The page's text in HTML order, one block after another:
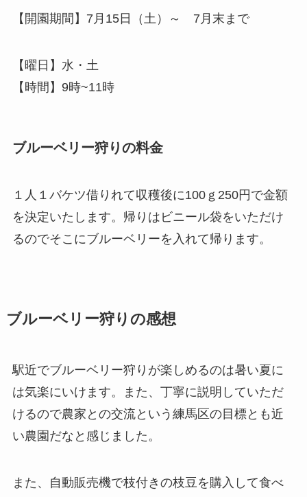
【開園期間】7月15日（土）～ 7月末まで
【曜日】水・土
【時間】9時~11時
ブルーベリー狩りの料金
１人１バケツ借りれて収穫後に100ｇ250円で金額
を決定いたします。帰りはビニール袋をいただけ
るのでそこにブルーベリーを入れて帰ります。
ブルーベリー狩りの感想
駅近でブルーベリー狩りが楽しめるのは暑い夏に
は気楽にいけます。また、丁寧に説明していただ
けるので農家との交流という練馬区の目標とも近
い農園だなと感じました。
また、自動販売機で枝付きの枝豆を購入して食べ